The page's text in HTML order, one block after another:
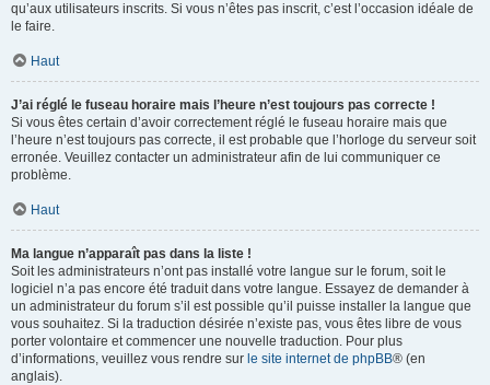
qu’aux utilisateurs inscrits. Si vous n’êtes pas inscrit, c’est l’occasion idéale de
le faire.
Haut
J’ai réglé le fuseau horaire mais l’heure n’est toujours pas correcte !
Si vous êtes certain d’avoir correctement réglé le fuseau horaire mais que
l’heure n’est toujours pas correcte, il est probable que l’horloge du serveur soit
erronée. Veuillez contacter un administrateur afin de lui communiquer ce
problème.
Haut
Ma langue n’apparaît pas dans la liste !
Soit les administrateurs n’ont pas installé votre langue sur le forum, soit le
logiciel n’a pas encore été traduit dans votre langue. Essayez de demander à
un administrateur du forum s’il est possible qu’il puisse installer la langue que
vous souhaitez. Si la traduction désirée n’existe pas, vous êtes libre de vous
porter volontaire et commencer une nouvelle traduction. Pour plus
d’informations, veuillez vous rendre sur le site internet de phpBB® (en
anglais).